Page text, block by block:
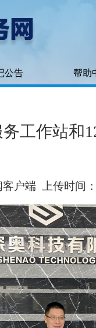
公告 帮助
工作站和
客户端 上传时间